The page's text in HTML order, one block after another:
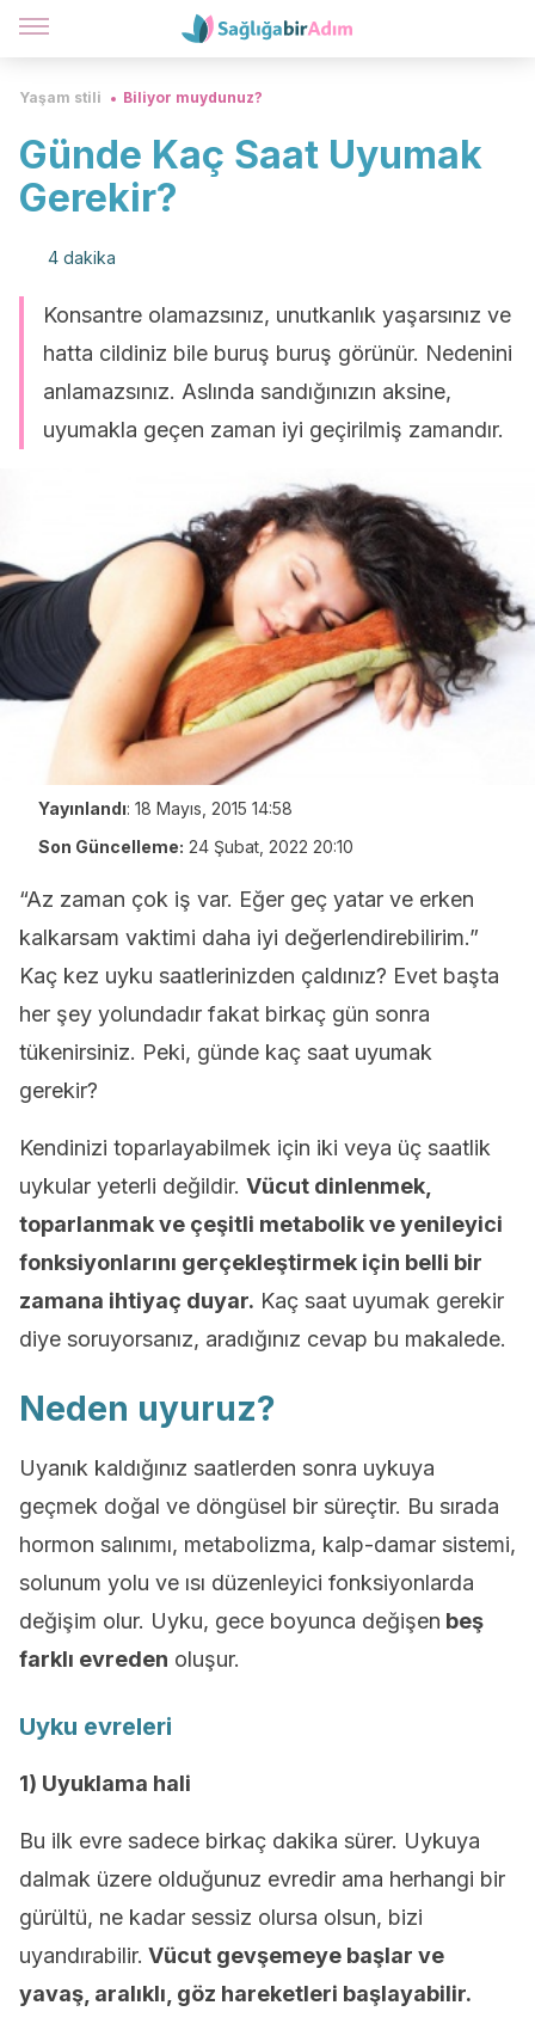
Yaşam stili Biliyor muydunuz?
Günde Kaç Saat Uyumak
Gerekir?
4 dakika
Konsantre olamazsınız, unutkanlık yaşarsınız ve
hatta cildiniz bile buruş buruş görünür. Nedenini
anlamazsınız. Aslında sandığınızın aksine,
uyumakla geçen zaman iyi geçirilmiş zamandır.
Yayınlandı: 18 Mayıs, 2015 14:58
Son Güncelleme: 24 Şubat, 2022 20:10
“Az zaman çok iş var. Eğer geç yatar ve erken
kalkarsam vaktimi daha iyi değerlendirebilirim.”
Kaç kez uyku saatlerinizden çaldınız? Evet başta
her şey yolundadır fakat birkaç gün sonra
tükenirsiniz. Peki, günde kaç saat uyumak
gerekir?
Kendinizi toparlayabilmek için iki veya üç saatlik
uykular yeterli değildir. Vücut dinlenmek,
toparlanmak ve çeşitli metabolik ve yenileyici
fonksiyonlarını gerçekleştirmek için belli bir
zamana ihtiyaç duyar. Kaç saat uyumak gerekir
diye soruyorsanız, aradığınız cevap bu makalede.
Neden uyuruz?
Uyanık kaldığınız saatlerden sonra uykuya
geçmek doğal ve döngüsel bir süreçtir. Bu sırada
hormon salınımı, metabolizma, kalp-damar sistemi,
solunum yolu ve ısı düzenleyici fonksiyonlarda
değişim olur. Uyku, gece boyunca değişen beş
farklı evreden oluşur.
Uyku evreleri
1) Uyuklama hali
Bu ilk evre sadece birkaç dakika sürer. Uykuya
dalmak üzere olduğunuz evredir ama herhangi bir
gürültü, ne kadar sessiz olursa olsun, bizi
uyandırabilir. Vücut gevşemeye başlar ve
yavaş, aralıklı, göz hareketleri başlayabilir.